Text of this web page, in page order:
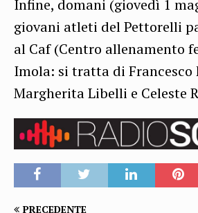
Infine, domani (giovedì 1
giovani atleti del Pettorelli
al Caf (Centro allenamento
Imola: si tratta di Francesco
Margherita Libelli e Celeste
PRECEDENTE